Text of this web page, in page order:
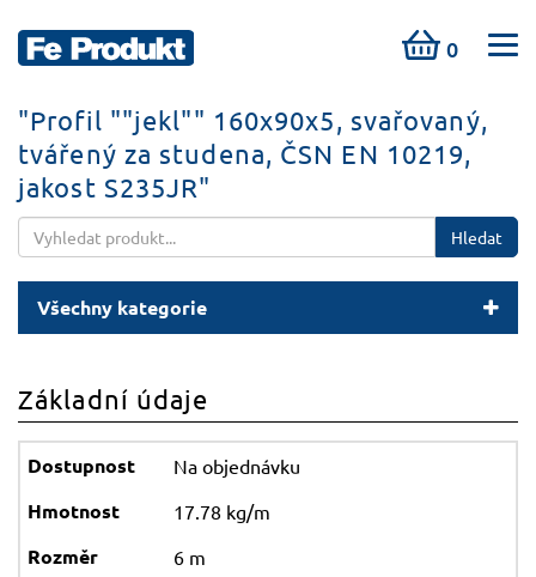
0
"Profil ""jekl"" 160x90x5, svařovaný,
tvářený za studena, ČSN EN 10219,
jakost S235JR"
Hledat
Všechny kategorie
Základní údaje
Na objednávku
17.78 kg/m
6 m